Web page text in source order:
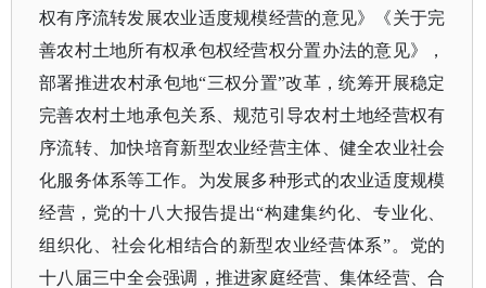
权有序流转发展农业适度规模经营的意见》《关于完
善农村土地所有权承包权经营权分置办法的意见》，
部署推进农村承包地“三权分置”改革，统筹开展稳定
完善农村土地承包关系、规范引导农村土地经营权有
序流转、加快培育新型农业经营主体、健全农业社会
化服务体系等工作。为发展多种形式的农业适度规模
经营，党的十八大报告提出“构建集约化、专业化、
组织化、社会化相结合的新型农业经营体系”。党的
十八届三中全会强调，推进家庭经营、集体经营、合